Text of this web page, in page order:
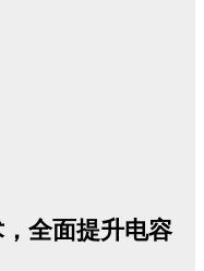
全面提升电容